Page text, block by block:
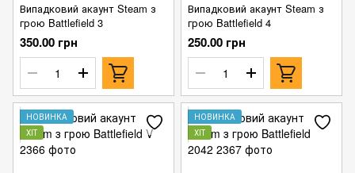
Випадковий акаунт Steam з
грою Battlefield 3
350.00 грн
Випадковий акаунт Steam з
грою Battlefield 4
250.00 грн
НОВИНКА
ХІТ
НОВИНКА
ХІТ